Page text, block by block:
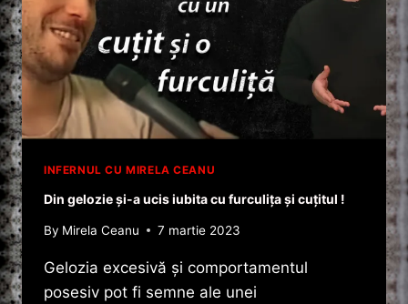
INFERNUL CU MIRELA CEANU
Din gelozie și-a ucis iubita cu furculița și cuțitul !
By Mirela Ceanu 7 martie 2023
Gelozia excesivă și comportamentul
posesiv pot fi semne ale unei